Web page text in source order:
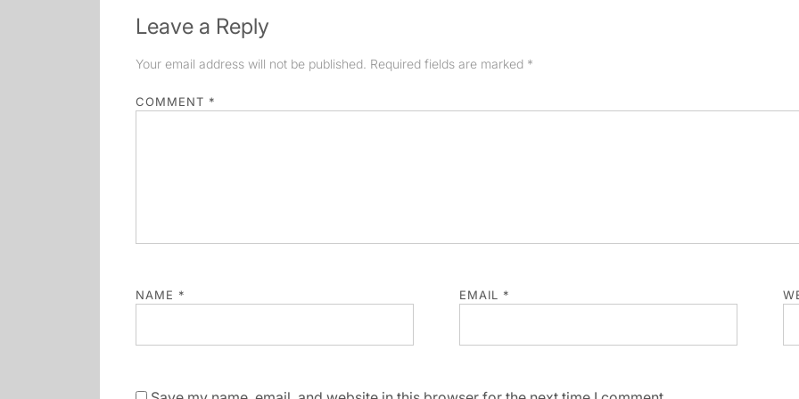
Leave a Reply
Your email address will not be published. Required fields are marked *
COMMENT *
NAME * EMAIL *